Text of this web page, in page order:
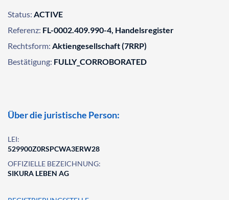
Status: ACTIVE
Referenz: FL-0002.409.990-4, Handelsregister
Rechtsform: Aktiengesellschaft (7RRP)
Bestätigung: FULLY_CORROBORATED
Über die juristische Person:
LEI:
529900Z0RSPCWA3ERW28
OFFIZIELLE BEZEICHNUNG:
SIKURA LEBEN AG